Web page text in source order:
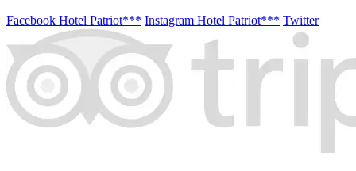
Facebook Hotel Patriot*** Instagram Hotel Patriot*** Twitter